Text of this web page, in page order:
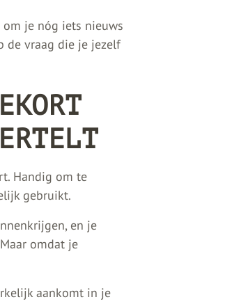
je nóg iets nieuws
de vraag die je jezelf
Handig om te
gebruikt.
en je
omdat je
aankomt in je